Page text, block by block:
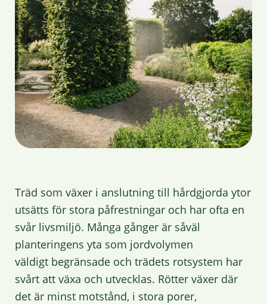
Träd som växer i anslutning till hårdgjorda ytor
utsätts för stora påfrestningar och har ofta en
svår livsmiljö. Många gånger är såväl
planteringens yta som jordvolymen
väldigt begränsade och trädets rotsystem har
svårt att växa och utvecklas. Rötter växer där
det är minst motstånd, i stora porer,